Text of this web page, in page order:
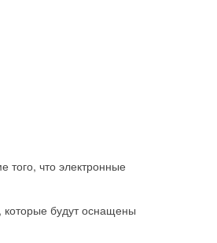
того, что электронные
которые будут оснащены